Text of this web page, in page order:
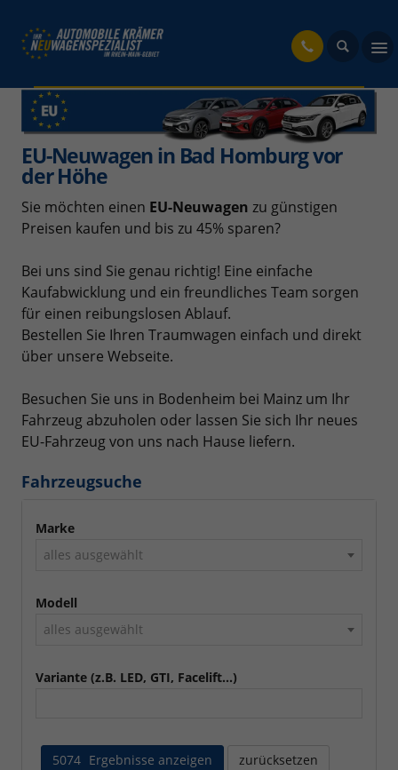
EU-Neuwagen in Bad Homburg vor
der Höhe
Sie möchten einen EU-Neuwagen zu günstigen
Preisen kaufen und bis zu 45% sparen?
Bei uns sind Sie genau richtig! Eine einfache
Kaufabwicklung und ein freundliches Team sorgen
für einen reibungslosen Ablauf.
Bestellen Sie Ihren Traumwagen einfach und direkt
über unsere Webseite.
Besuchen Sie uns in Bodenheim bei Mainz um Ihr
Fahrzeug abzuholen oder lassen Sie sich Ihr neues
EU-Fahrzeug von uns nach Hause liefern.
Fahrzeugsuche
Marke
alles ausgewählt
Modell
alles ausgewählt
Variante (z.B. LED, GTI, Facelift...)
5074 Ergebnisse anzeigen
zurücksetzen